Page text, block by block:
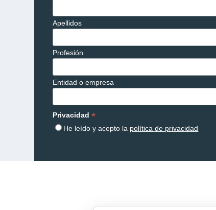
Apellidos
Profesión
Entidad o empresa
Privacidad*
He leído y acepto la política de privacidad